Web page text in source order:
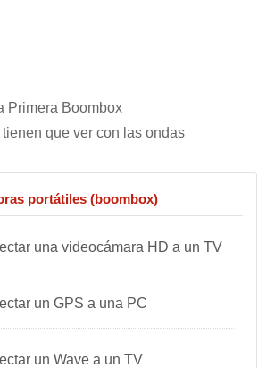
Primera Boombox
que ver con las ondas
portátiles (boombox)
una videocámara HD a un TV
un GPS a una PC
un Wave a un TV